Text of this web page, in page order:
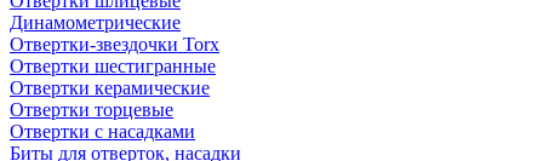
Динамометрические
Отвертки-звездочки Torx
Отвертки шестигранные
Отвертки керамические
Отвертки торцевые
Отвертки с насадками
Биты для отверток, насадки